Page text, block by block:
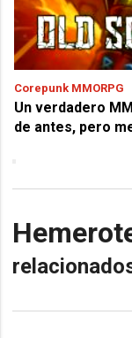
Corepunk MMORPG
Un verdadero
de antes, pero